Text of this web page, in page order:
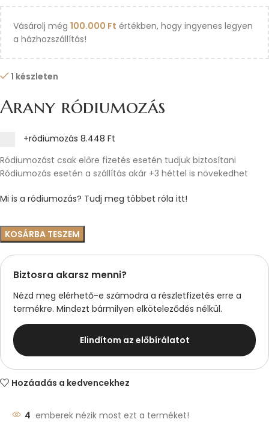
Vásárolj még 100.000 Ft értékben, hogy ingyenes legyen
a házhozszállítás!
1 készleten
Arany ródiumozás
+ródiumozás 8.448 Ft
Ródiumozást csak előre fizetés esetén tudjuk biztosítani
Ródiumozás esetén a szállítás akár +3 héttel is növekedhet
Mi is a ródiumozás? Tudj meg többet róla itt!
KOSÁRBA TESZEM
Biztosra akarsz menni?
Nézd meg elérhető-e számodra a részletfizetés erre a
termékre. Mindezt bármilyen elköteleződés nélkül.
Elindítom az előbírálatot
Hozáadás a kedvencekhez
4 emberek nézik most ezt a terméket!